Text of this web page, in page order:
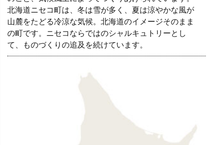
北海道ニセコ町は、冬は雪が多く、夏は涼やかな風が
山麓をたどる冷涼な気候。北海道のイメージそのまま
の町です。ニセコならではのシャルキュトリーとし
て、ものづくりの追及を続けています。